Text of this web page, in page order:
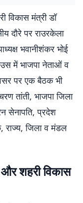
मंत्री डॉ
दौरे पर राउरकेला
भवानीशंकर भोई
में भाजपा नेताओं व
पर एक बैठक भी
तांती, भाजपा जिला
सेनापति, प्रदेश
राज्य, जिला व मंडल
शहरी विकास